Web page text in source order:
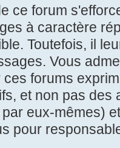
ce forum
à caractère
Toutefois, il
Vous
forums
et non pas des
eux-mêmes)
pour